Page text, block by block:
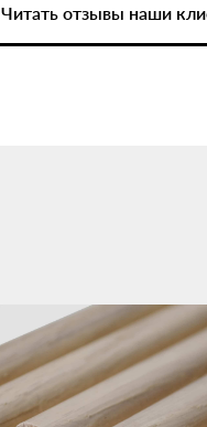
Читать отзывы наши